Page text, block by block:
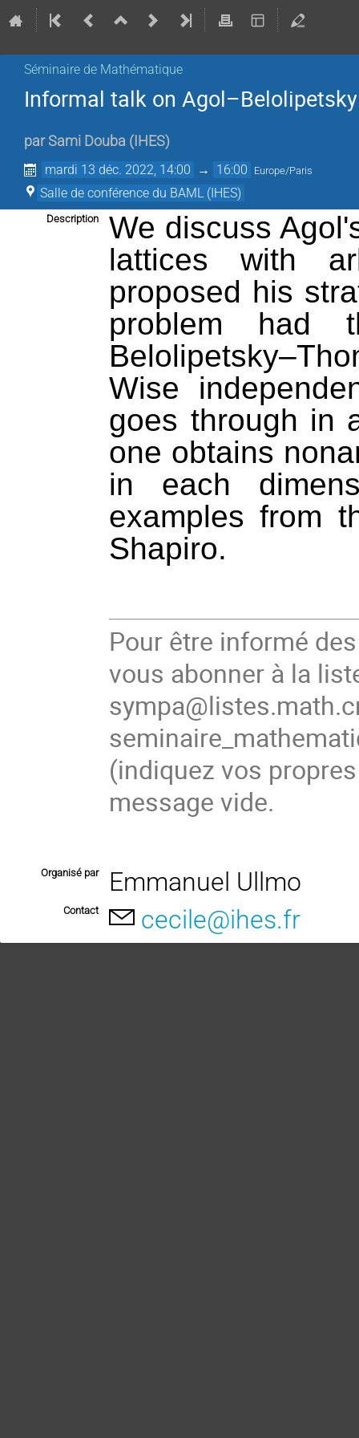
Séminaire de Mathématique
Informal talk on
par Sami Douba ( IHES)
mardi 13 déc. 2022, 14:00 → 16:00 Europe/Paris
Salle de conférence du BAML (IHES)
Description
We discuss
lattices with
proposed his
problem had
Wise
goes through in
one obtains
in each
examples from
Shapiro.
Pour être informé
vous abonner à la
(indiquez vos
message vide.
Organisé par Emmanuel Ullmo
Contact cecile@ihes.fr